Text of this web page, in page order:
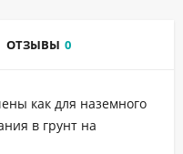
ОТЗЫВЫ 0
как для наземного
в грунт на